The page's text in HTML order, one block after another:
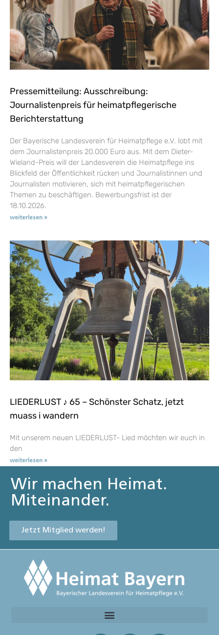
Pressemitteilung: Ausschreibung:
Journalistenpreis für heimatpflegerische
Berichterstattung
Der Bayerische Landesverein für Heimatpflege e.V. lobt mit
dem Journalistenpreis 20.000 Euro aus. Mit dem Dieter-
Wieland-Preis will der Landesverein die Heimatpflege ins
Blickfeld der Öffentlichkeit rücken und Journalistinnen und
Journalisten motivieren, sich mit heimatpflegerischen
Themen zu beschäftigen. Bewerbungsfrist ist der
18.10.2026.
weiterlesen »
LIEDERLUST ♪ 65 – Schönster Schatz, jetzt
muass i wandern
Mit unserem neuen LIEDERLUST- Lied möchten wir euch in
den
weiterlesen »
Wir machen Heimat.
Miteinander.
Jetzt Mitglied werden!